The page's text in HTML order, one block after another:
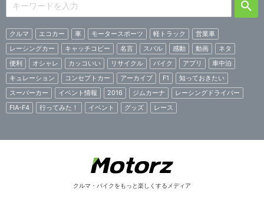
クルマ エコカー 車 モータースポーツ 軽トラック
営業車
レーシングカー
キャッチコピー 名言 スバル 感動 動画
ネタ
便利
オシャレ カッコいい リサイクル バイク アプリ
車中泊
キュレーション
コンセプトカー アーカイブ F1
知っておきたい
スーパーカー
イベント情報 2016 ジムカーナ
レーシングドライバー
FIA-F4
行ってみた！ イベント グッズ レース
クルマ・バイクをもっと楽しくするメディア